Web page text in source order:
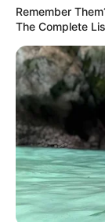
Remember
The Complete